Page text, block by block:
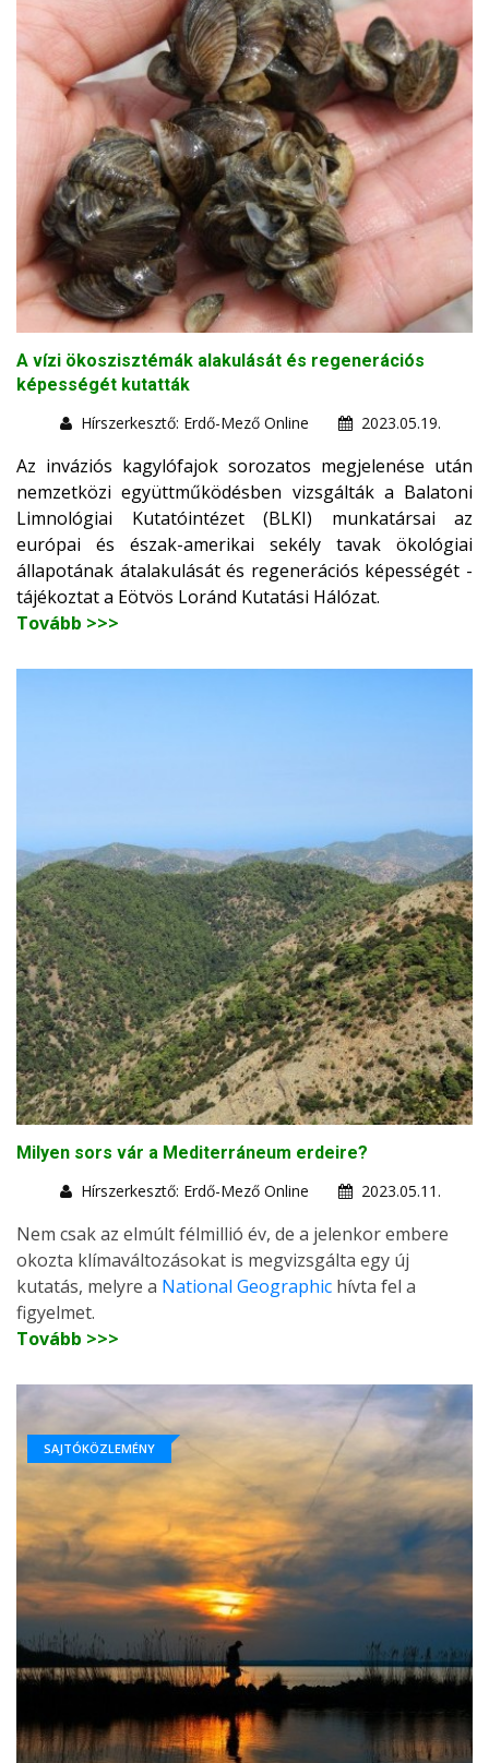
A vízi ökoszisztémák alakulását és regenerációs
képességét kutatták
Hírszerkesztő: Erdő-Mező Online
2023.05.19.
Az inváziós kagylófajok sorozatos megjelenése után
nemzetközi együttműködésben vizsgálták a Balatoni
Limnológiai Kutatóintézet (BLKI) munkatársai az
európai és észak-amerikai sekély tavak ökológiai
állapotának átalakulását és regenerációs képességét -
tájékoztat a Eötvös Loránd Kutatási Hálózat.
Tovább >>>
Milyen sors vár a Mediterráneum erdeire?
Hírszerkesztő: Erdő-Mező Online
2023.05.11.
Nem csak az elmúlt félmillió év, de a jelenkor embere
okozta klímaváltozásokat is megvizsgálta egy új
kutatás, melyre a National Geographic hívta fel a
figyelmet.
Tovább >>>
SAJTÓKÖZLEMÉNY